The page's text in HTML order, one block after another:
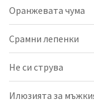
Оранжевата чума
Срамни лепенки
Не си струва
Илюзията за